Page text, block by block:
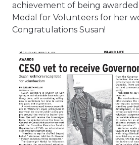
achievement of being awarded
Medal for Volunteers for her
Congratulations Susan!